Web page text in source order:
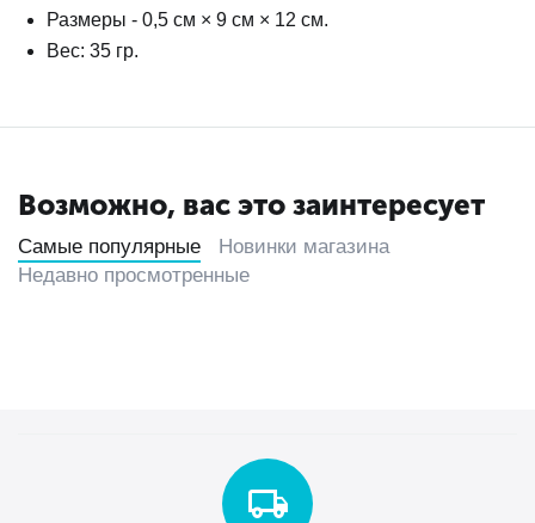
Размеры - 0,5 см × 9 см × 12 см.
Вес: 35 гр.
Возможно, вас это заинтересует
Самые популярные
Новинки магазина
Недавно просмотренные